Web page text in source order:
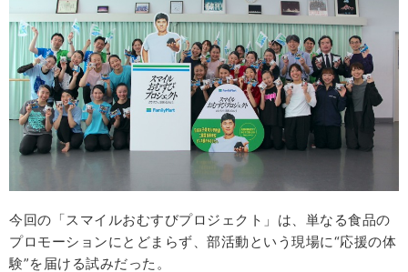
今回の「スマイルおむすびプロジェクト」は、単なる食品の
プロモーションにとどまらず、部活動という現場に“応援の体
験”を届ける試みだった。